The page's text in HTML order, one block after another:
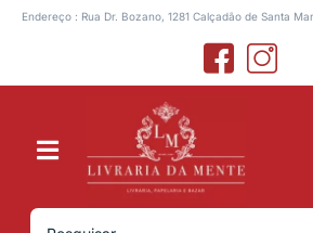
Endereço : Rua Dr. Bozano, 1281 Calçadão de Santa